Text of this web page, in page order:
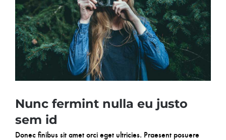
Nunc fermint nulla eu justo
sem id
Donec finibus sit amet orci eget ultricies. Praesent posuere